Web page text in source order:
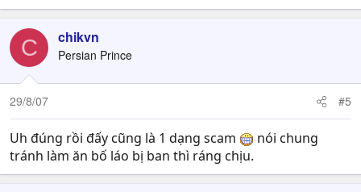
C chikvn
Persian Prince
29/8/07 #5
Uh đúng rồi đấy cũng là 1 dạng scam
nói chung
tránh làm ăn bố láo bị ban thì ráng chịu.